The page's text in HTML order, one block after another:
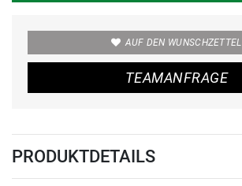
AUF DEN WUNSCHZETTEL
TEAMANFRAGE
PRODUKTDETAILS